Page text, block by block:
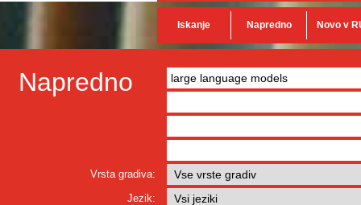
Iskanje Napredno Novo v
Napredno
Vrsta gradiva:
Jezik: